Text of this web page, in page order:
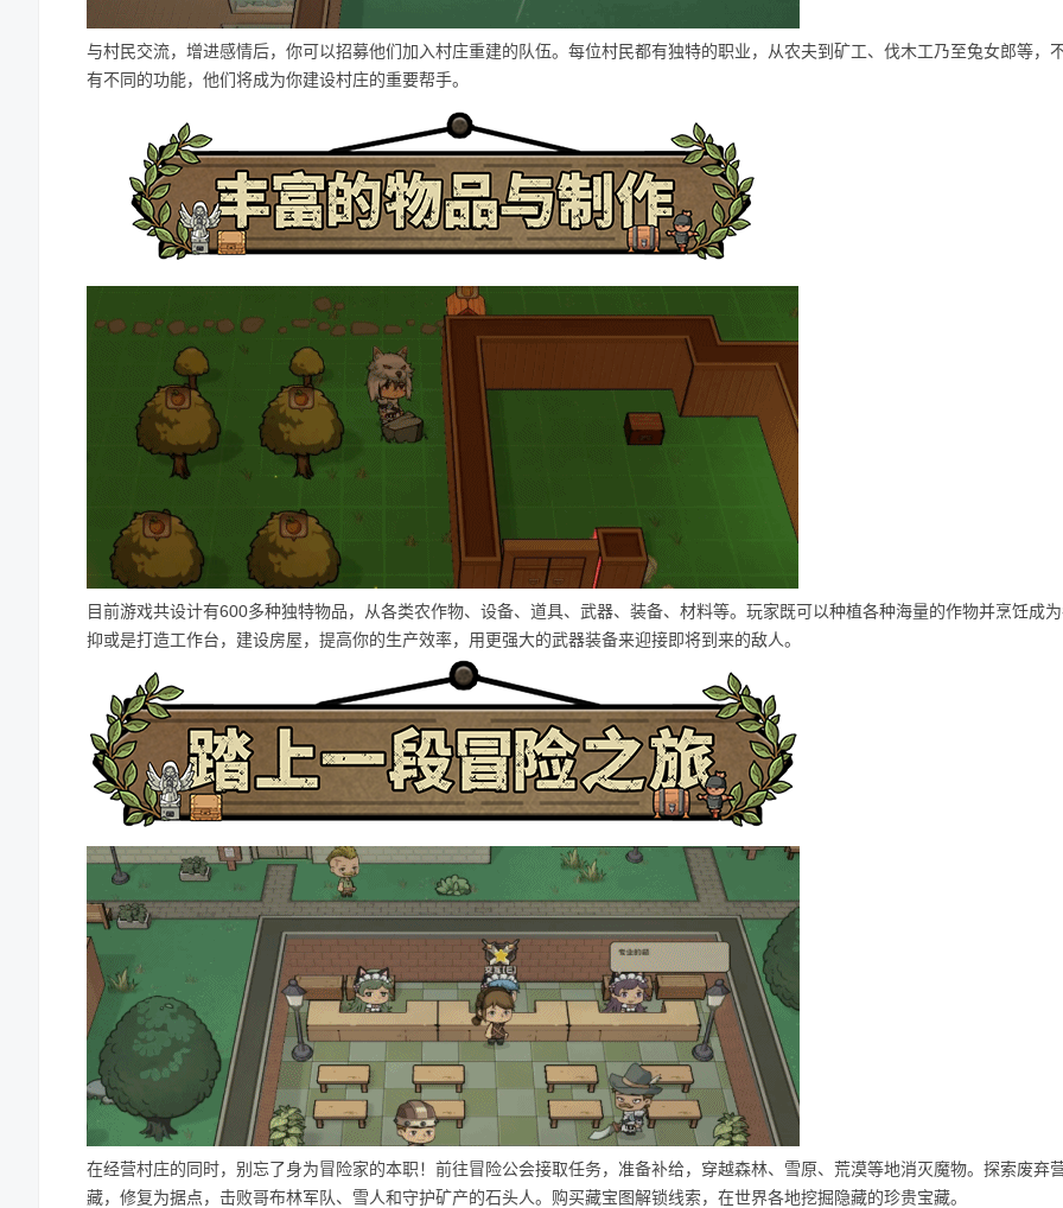
与村民交流，增进感情后，你可以招募他们加入村庄重建的队伍。每位村民都有独特的职业，从农夫到矿工、伐木工乃至兔女郎等，
有不同的功能，他们将成为你建设村庄的重要帮手。
目前游戏共设计有600多种独特物品，从各类农作物、设备、道具、武器、装备、材料等。玩家既可以种植各种海量的作物并烹饪成为
抑或是打造工作台，建设房屋，提高你的生产效率，用更强大的武器装备来迎接即将到来的敌人。
在经营村庄的同时，别忘了身为冒险家的本职！前往冒险公会接取任务，准备补给，穿越森林、雪原、荒漠等地消灭魔物。探索废弃
藏，修复为据点，击败哥布林军队、雪人和守护矿产的石头人。购买藏宝图解锁线索，在世界各地挖掘隐藏的珍贵宝藏。